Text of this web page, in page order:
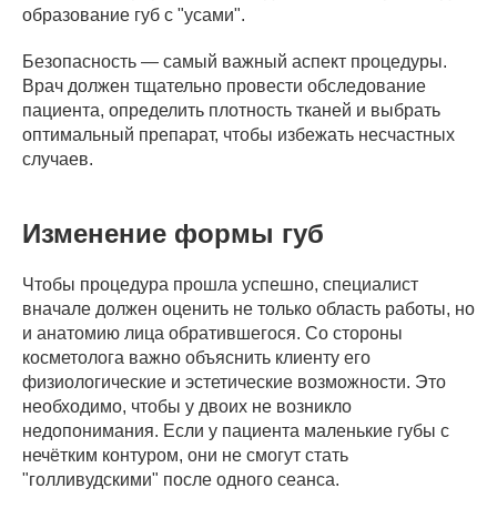
образование губ с "усами".
Безопасность — самый важный аспект процедуры.
Врач должен тщательно провести обследование
пациента, определить плотность тканей и выбрать
оптимальный препарат, чтобы избежать несчастных
случаев.
Изменение формы губ
Чтобы процедура прошла успешно, специалист
вначале должен оценить не только область работы, но
и анатомию лица обратившегося. Со стороны
косметолога важно объяснить клиенту его
физиологические и эстетические возможности. Это
необходимо, чтобы у двоих не возникло
недопонимания. Если у пациента маленькие губы с
нечётким контуром, они не смогут стать
"голливудскими" после одного сеанса.